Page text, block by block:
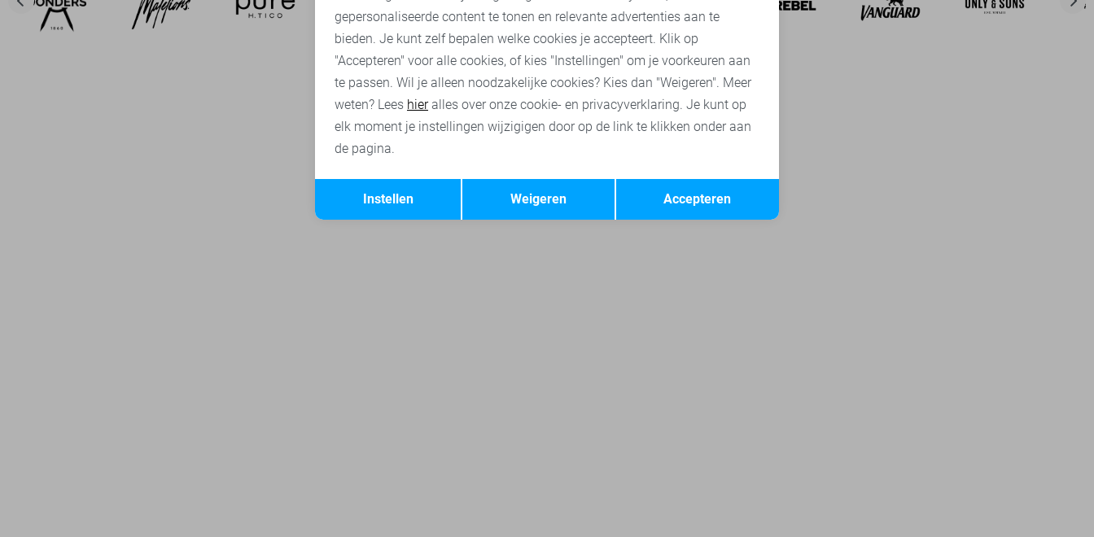
Terug Opslaan
gepersonaliseerde content te tonen en relevante advertenties aan te
bieden. Je kunt zelf bepalen welke cookies je accepteert. Klik op
"Accepteren" voor alle cookies, of kies "Instellingen" om je voorkeuren aan
te passen. Wil je alleen noodzakelijke cookies? Kies dan "Weigeren". Meer
weten? Lees hieralles over onze cookie- en privacyverklaring. Je kunt op
elk moment je instellingen wijzigigen door op de link te klikken onder aan
de pagina.
Accepteren
Weigeren
Instellen